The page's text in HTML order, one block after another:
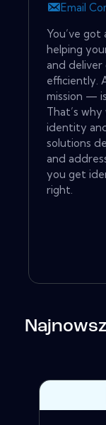
Email
You’ve
helping
and deliver
efficiently.
mission —
That’s
identity
solutions
and
you get
right.